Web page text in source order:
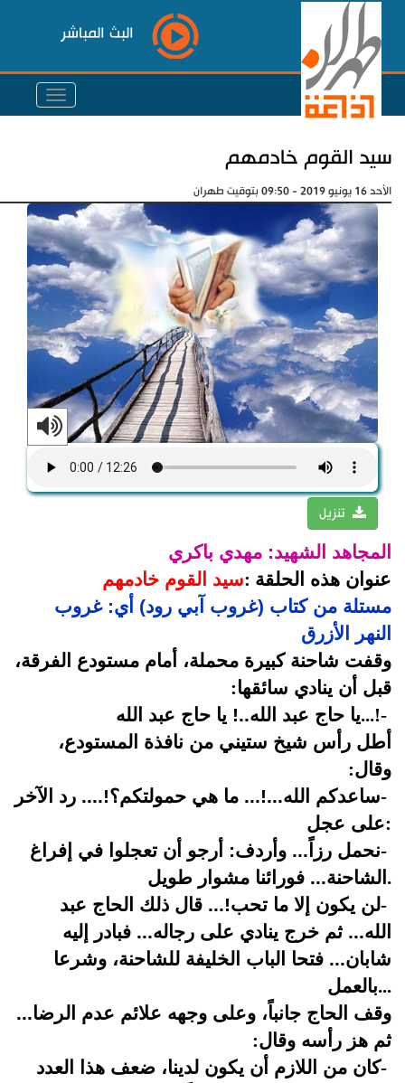
البث المباشر
سيد القوم خادمهم
الأحد 16 يونيو 2019 - 09:50 بتوقيت طهران
تنزيل
المجاهد الشهيد: مهدي باكري
عنوان هذه الحلقة :سيد القوم خادمهم
مستلة من كتاب (غروب آبي رود) أي: غروب
النهر الأزرق
وقفت شاحنة كبيرة محملة، أمام مستودع الفرقة،
قبل أن ينادي سائقها:
-
يا حاج عبد الله..! يا حاج عبد الله...!
أطل رأس شيخ ستيني من نافذة المستودع،
وقال:
-ساعدكم الله...!... ما هي حمولتكم؟!.... رد الآخر
على عجل:
-نحمل رزاً... وأردف: أرجو أن تعجلوا في إفراغ
الشاحنة... فورائنا مشوار طويل .
-لن يكون إلا ما تحب!... قال ذلك الحاج عبد
الله... ثم خرج ينادي على رجاله... فبادر إليه
شابان... فتحا الباب الخليفة للشاحنة، وشرعا
بالعمل...
وقف الحاج جانباً، وعلى وجهه علائم عدم الرضا...
ثم هز رأسه وقال:
-كان من اللازم أن يكون لدينا، ضعف هذا العدد